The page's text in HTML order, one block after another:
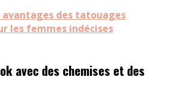
avantages des tatouages
les femmes indécises
avec des chemises et des